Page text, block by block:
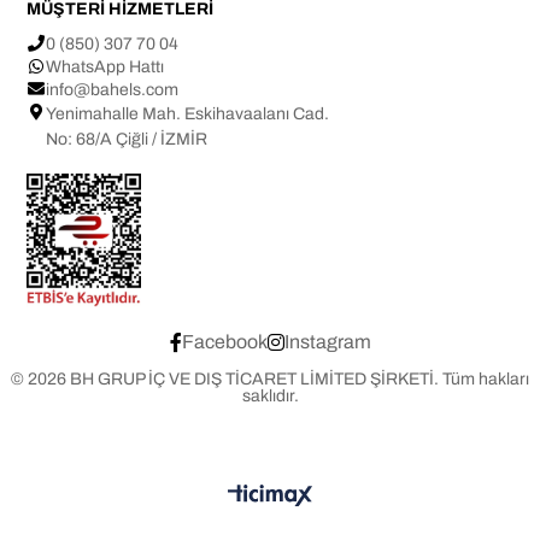
Not: Işık ve ekran ayarlarına bağlı olarak ürün renginde ±1
ton farklılık görülebilir.
Tasarım ve üretim BAHELS markasına aittir.
MÜŞTERİ HİZMETLERİ
0 (850) 307 70 04
WhatsApp Hattı
info@bahels.com
Yenimahalle Mah. Eskihavaalanı Cad.
No: 68/A Çiğli / İZMİR
Facebook Instagram
© 2026 BH GRUP İÇ VE DIŞ TİCARET LİMİTED ŞİRKETİ. Tüm hakları
saklıdır.